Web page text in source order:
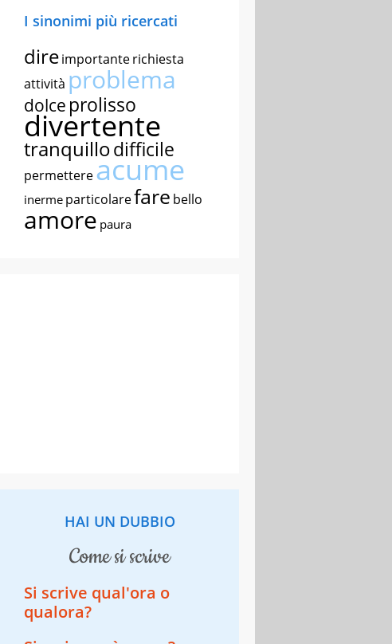
I sinonimi più ricercati
direimportanterichiesta
attività problema
dolce prolisso
divertente
tranquillodifficile
permettereacume
inerme particolarefare bello
amore paura
HAI UN DUBBIO
come si scrive
Si scrive qual'ora o
qualora?